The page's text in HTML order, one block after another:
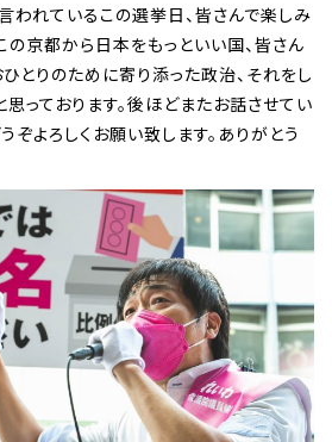
われているこの選挙日、皆さんで楽しみ
の京都から日本をもっといい国、皆さん
ひとりのために寄り添った政治、それをし
思っております。後ほどまたお話させてい
ぞよろしくお願い致します。ありがとう